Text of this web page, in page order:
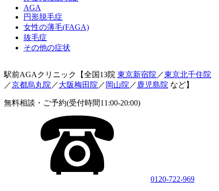
AGA
円形脱毛症
女性の薄毛(FAGA)
抜毛症
その他の症状
駅前AGAクリニック【全国13院 東京新宿院 ／東京北千住院
／京都烏丸院 ／大阪梅田院 ／ 岡山院 ／ 鹿児島院 など】
無料相談・ご予約(受付時間11:00-20:00)
0120-722-969